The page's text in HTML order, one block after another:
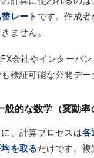
レート です。作成
ません。
会社やインターバ
検証可能な公開デー
般的な数学（変動率
、計算プロセスは各
を取るだけです。